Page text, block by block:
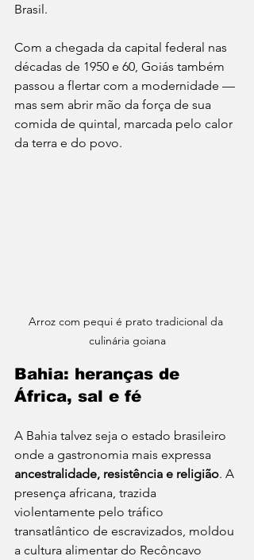
Brasil.
Com a chegada da capital federal nas
décadas de 1950 e 60, Goiás também
passou a flertar com a modernidade —
mas sem abrir mão da força de sua
comida de quintal, marcada pelo calor
da terra e do povo.
Arroz com pequi é prato tradicional da
culinária goiana
Bahia: heranças de
África, sal e fé
A Bahia talvez seja o estado brasileiro
onde a gastronomia mais expressa
ancestralidade, resistência e religião. A
presença africana, trazida
violentamente pelo tráfico
transatlântico de escravizados, moldou
a cultura alimentar do Recôncavo